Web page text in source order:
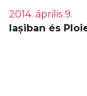
2014. április 9.
Iașiban és